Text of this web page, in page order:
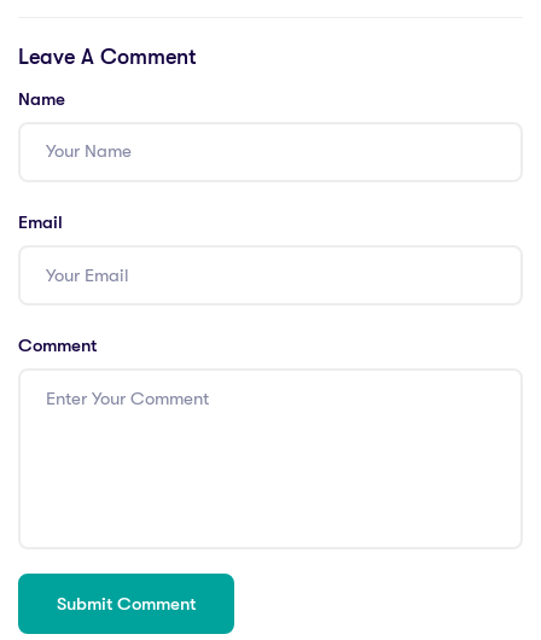
de votre équipe
Leave A Comment
Name
Email
Comment